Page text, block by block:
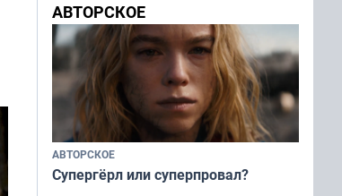
АВТОРСКОЕ
АВТОРСКОЕ
Супергёрл или суперпровал?